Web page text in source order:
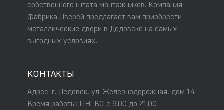
собственного штата монтажников. Компания
Фабрика Дверей предлагает вам приобрести
металлические двери в Дедовске на самых
выгодных условиях.
КОНТАКТЫ
Адрес: г. Дедовск, ул. Железнодорожная, дом 14
Время работы: ПН-ВС с 9.00 до 21.00